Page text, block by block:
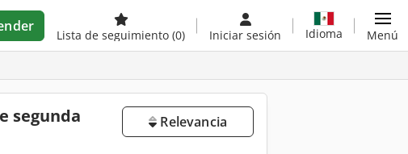
Lista de seguimiento (0) Iniciar sesión Idioma Menú
segunda
Relevancia